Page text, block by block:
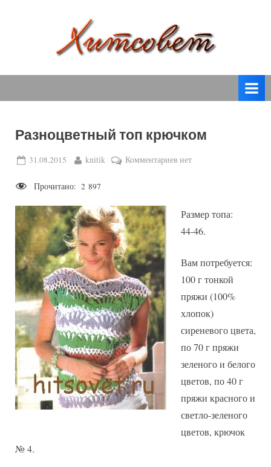
т
о
в
спицами,
крючком,
вязаные
модели
с
схемами.
Разноцветный топ крючком
Posted
31.08.2015 By
knitik Комментариевк
крючком
нет
Прочитано: 2 897
Размер топа:
44-46.
Вам потребуется:
100 г тонкой
пряжи (100%
хлопок)
сиреневого цвета,
по 70 г пряжи
зеленого и белого
цветов, по 40 г
пряжи красного и
светло-зеленого
цветов, крючок
№ 4.